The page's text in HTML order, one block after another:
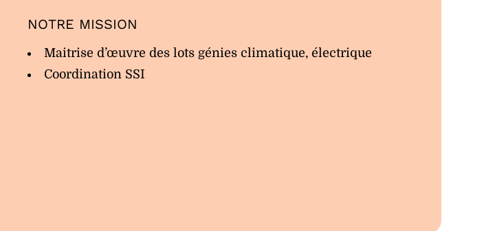
NOTRE MISSION
Maitrise d’œuvre des lots génies climatique, électrique
Coordination SSI